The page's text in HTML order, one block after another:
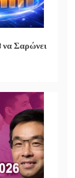
να Σαρώνει